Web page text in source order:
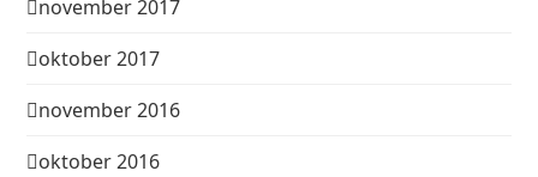
november 2017
oktober 2017
november 2016
oktober 2016